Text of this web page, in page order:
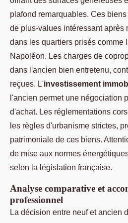
plafond remarquables. Ces
de plus-values intéressant après
dans les quartiers prisés comme
Napoléon. Les charges de
dans l'ancien bien entretenu,
reçues. L'investissement
l'ancien permet une négociation
d'achat. Les réglementations
les règles d'urbanisme strictes,
patrimoniale de ces biens.
de mise aux normes
selon la législation française.
Analyse comparative et
professionnel
La décision entre neuf et ancien